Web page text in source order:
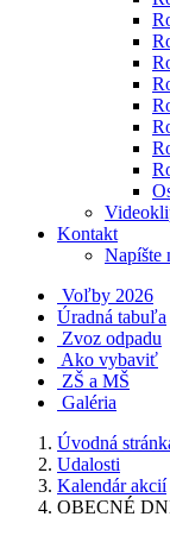
Kontakt
Napíšte
Voľby 2026
Úradná tabuľa
Zvoz odpadu
Ako vybaviť
ZŠ a MŠ
Galéria
Úvodná
Udalosti
Kalendár akcií
OBECNÉ